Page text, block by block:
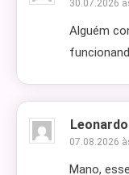
30.07.2026
Alguém
07.08.2026
Mano,